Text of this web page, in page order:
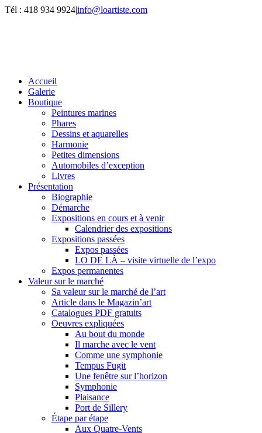
Passer
Tél : 418 934 9924|info@loartiste.com
Accueil
Galerie
Boutique
Peintures marines
Phares
Dessins et aquarelles
Harmonie
Petites dimensions
Automobiles d’exception
Livres
Présentation
Biographie
Démarche
Expositions en cours et à venir
Calendrier des expositions
Expositions passées
Expos passées
LO DE LÀ – visite virtuelle de l’expo
Expos permanentes
Valeur sur le marché
Sa valeur sur le marché de l’art
Article dans le Magazin’art
Catalogues PDF gratuits
Oeuvres expliquées
Au bout du monde
Il marche avec le vent
Comme une symphonie
Tempus Fugit
Une fenêtre sur l’horizon
Symphonie
Plaisance
Port de Sillery
Étape par étape
Aux Quatre-Vents